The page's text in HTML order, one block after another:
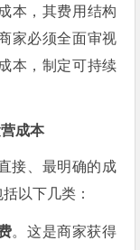
本，其费用结构
家必须全面审视
本，制定可持续
成本
接、最明确的成
以下几类：
。这是商家获得